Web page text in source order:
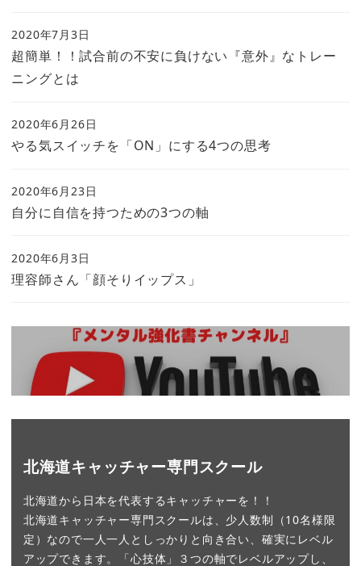
超簡単！！試合前の不安に負けない『意外』なトレー
ニングとは
2020年7月3日
やる気スイッチを「ON」にする4つの思考
2020年6月26日
自分に自信を持つための3つの軸
2020年6月23日
理容師さん「顔そりイップス」
2020年6月3日
北海道キャッチャー専門スクール
北海道から日本を代表するキャッチャーを！！
北海道キャッチャー専門スクールは、少人数制（10名様限
定）なので一人一人としっかりと向き合い、確実にレベル
アップできます。「心技体」３つの軸でレベルアップし、